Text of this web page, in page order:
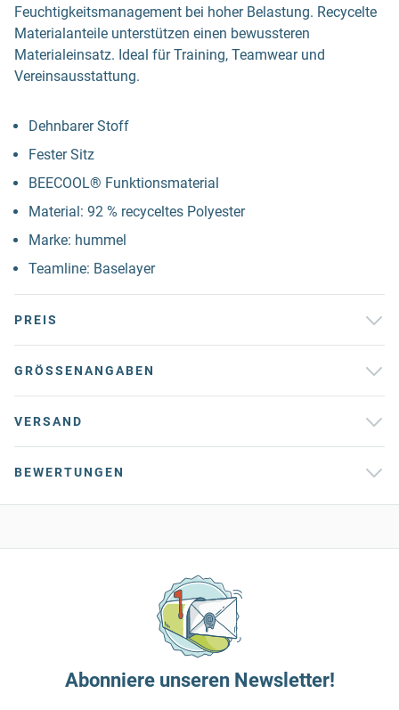
Feuchtigkeitsmanagement bei hoher Belastung. Recycelte
Materialanteile unterstützen einen bewussteren
Materialeinsatz. Ideal für Training, Teamwear und
Vereinsausstattung.
Dehnbarer Stoff
Fester Sitz
BEECOOL® Funktionsmaterial
Material: 92 % recyceltes Polyester
Marke: hummel
Teamline: Baselayer
PREIS
GRÖSSENANGABEN
VERSAND
BEWERTUNGEN
Abonniere unseren Newsletter!